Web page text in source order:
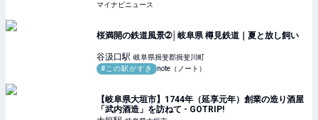
マイナビニュース
桜満開の鉄道風景➁│岐阜県 樽見鉄道｜夏と放し飼い
谷汲口駅 岐阜県揖斐郡揖斐川町
#この駅がすき
note（ノート）
【岐阜県大垣市】1744年（延享元年）創業の造り酒屋
「武内酒造」を訪ねて - GOTRIP!